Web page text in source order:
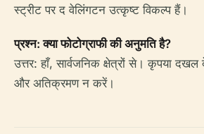
स्ट्रीट पर द वेलिंगटन उत्कृष्ट विकल्प हैं।
प्रश्न: क्या फोटोग्राफी की अनुमति है?
उत्तर: हाँ, सार्वजनिक क्षेत्रों से। कृपया
और अतिक्रमण न करें।